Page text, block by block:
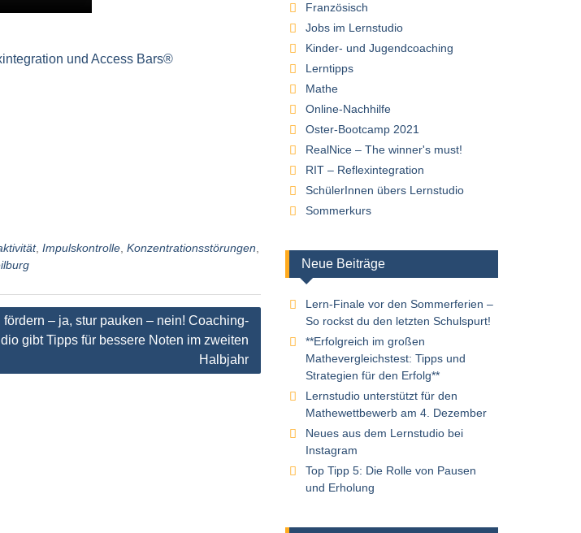
und Access Bars®
, Impulskontrolle Konzentrationsstörungen
fördern – ja, stur pauken – nein! Coaching-
gibt Tipps für bessere Noten im zweiten
Halbjahr
Französisch
Jobs im Lernstudio
Kinder- und Jugendcoaching
Lerntipps
Mathe
Online-Nachhilfe
Oster-Bootcamp 2021
RealNice – The winner's must!
RIT – Reflexintegration
SchülerInnen übers Lernstudio
Sommerkurs
Neue Beiträge
Lern-Finale vor den Sommerferien –
So rockst du den letzten Schulspurt!
**Erfolgreich im großen
Mathevergleichstest: Tipps und
Strategien für den Erfolg**
Lernstudio unterstützt für den
Mathewettbewerb am 4. Dezember
Neues aus dem Lernstudio bei
Instagram
Top Tipp 5: Die Rolle von Pausen
und Erholung